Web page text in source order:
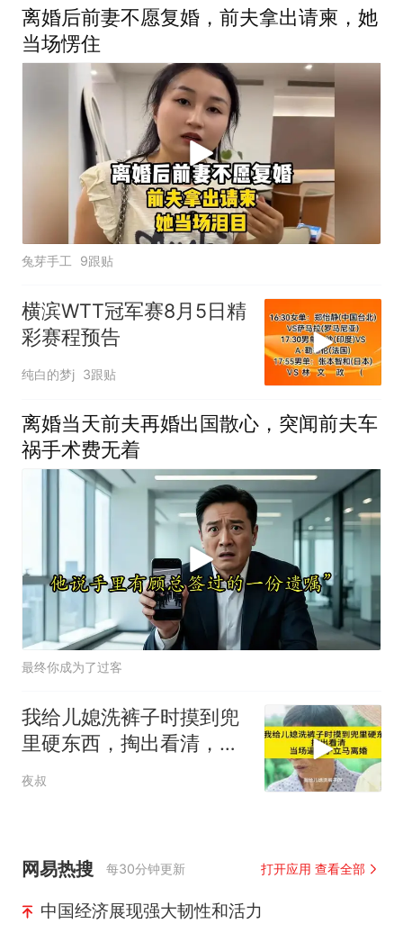
离婚后前妻不愿复婚，前夫拿出请柬，她
当场愣住
兔芽手工 9跟贴
横滨WTT冠军赛8月5日精
彩赛程预告
纯白的梦j 3跟贴
离婚当天前夫再婚出国散心，突闻前夫车
祸手术费无着
最终你成为了过客
我给儿媳洗裤子时摸到兜
里硬东西，掏出看清，当
场逼儿子立马离婚
夜叔
网易热搜 每30分钟更新 打开应用 查看全部
中国经济展现强大韧性和活力